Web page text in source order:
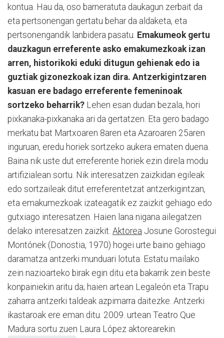
kontua. Hau da, oso barneratuta daukagun zerbait da
eta pertsonengan gertatu behar da aldaketa, eta
pertsonengandik lanbidera pasatu. Emakumeok gertu
dauzkagun erreferente asko emakumezkoak izan
arren, historikoki eduki ditugun gehienak edo ia
guztiak gizonezkoak izan dira. Antzerkigintzaren
kasuan ere badago erreferente femeninoak
sortzeko beharrik? Lehen esan dudan bezala, hori
pixkanaka-pixkanaka ari da gertatzen. Eta gero badago
merkatu bat Martxoaren 8aren eta Azaroaren 25aren
inguruan, eredu horiek sortzeko aukera ematen duena.
Baina nik uste dut erreferente horiek ezin direla modu
artifizialean sortu. Nik interesatzen zaizkidan egileak
edo sortzaileak ditut erreferentetzat antzerkigintzan,
eta emakumezkoak izateagatik ez zaizkit gehiago edo
gutxiago interesatzen. Haien lana nigana ailegatzen
delako interesatzen zaizkit. Aktorea Josune Gorostegui
Montónek (Donostia, 1970) hogei urte baino gehiago
daramatza antzerki munduari lotuta. Estatu mailako
zein nazioarteko birak egin ditu eta bakarrik zein beste
konpainiekin aritu da; haien artean Legaleón eta Trapu
zaharra antzerki taldeak azpimarra daitezke. Antzerki
ikastaroak ere eman ditu. 2009. urtean Teatro Que
Madura sortu zuen Laura López aktorearekin.